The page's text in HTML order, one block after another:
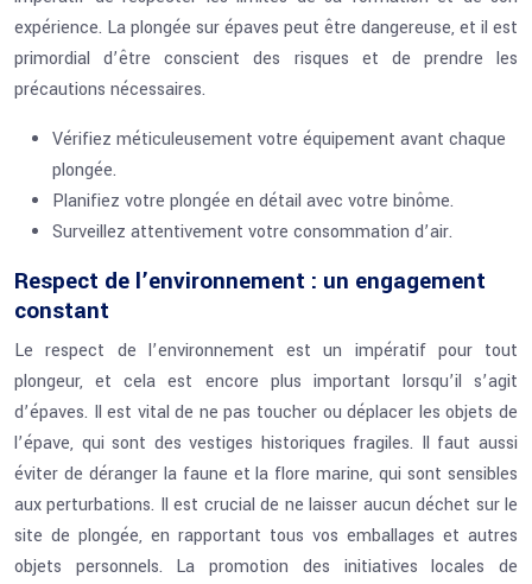
expérience. La plongée sur épaves peut être dangereuse, et il est
primordial d’être conscient des risques et de prendre les
précautions nécessaires.
Vérifiez méticuleusement votre équipement avant chaque
plongée.
Planifiez votre plongée en détail avec votre binôme.
Surveillez attentivement votre consommation d’air.
Respect de l’environnement : un engagement
constant
Le respect de l’environnement est un impératif pour tout
plongeur, et cela est encore plus important lorsqu’il s’agit
d’épaves. Il est vital de ne pas toucher ou déplacer les objets de
l’épave, qui sont des vestiges historiques fragiles. Il faut aussi
éviter de déranger la faune et la flore marine, qui sont sensibles
aux perturbations. Il est crucial de ne laisser aucun déchet sur le
site de plongée, en rapportant tous vos emballages et autres
objets personnels. La promotion des initiatives locales de